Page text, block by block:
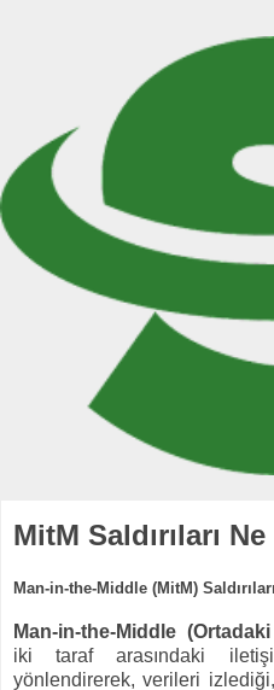
MitM Saldırıları
Man-in-the-Middle (MitM) Saldırıları
Man-in-the-Middle
iki taraf arasındaki
yönlendirerek, verileri